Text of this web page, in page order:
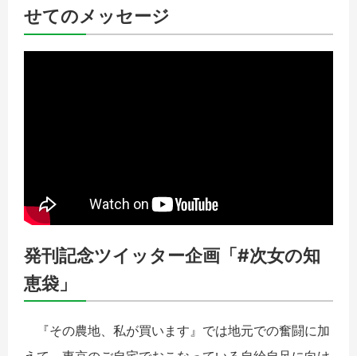
せてのメッセージ
発刊記念ツイッター企画「#次女の知
恵袋」
『その農地、私が買います』では地元での奮闘に加